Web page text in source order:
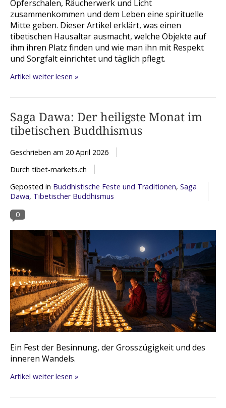
Opferschalen, Räucherwerk und Licht
zusammenkommen und dem Leben eine spirituelle
Mitte geben. Dieser Artikel erklärt, was einen
tibetischen Hausaltar ausmacht, welche Objekte auf
ihm ihren Platz finden und wie man ihn mit Respekt
und Sorgfalt einrichtet und täglich pflegt.
Artikel weiter lesen »
Saga Dawa: Der heiligste Monat im
tibetischen Buddhismus
Geschrieben am 20 April 2026
Durch tibet-markets.ch
Geposted in Buddhistische Feste und Traditionen, Saga
Dawa, Tibetischer Buddhismus
0
Ein Fest der Besinnung, der Grosszügigkeit und des
inneren Wandels.
Artikel weiter lesen »